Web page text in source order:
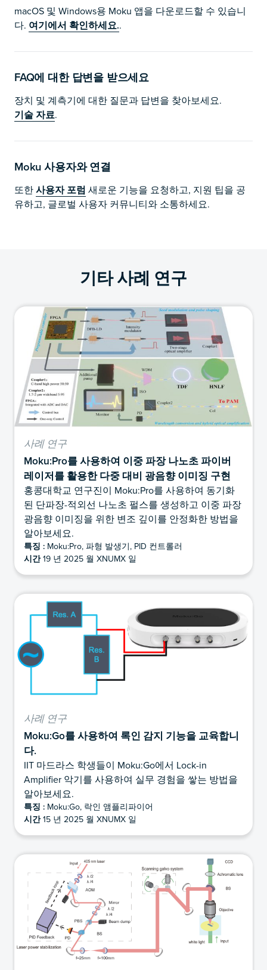
macOS 및 Windows용 Moku 앱을 다운로드할 수 있습니
다. 여기에서 확인하세요..
FAQ에 대한 답변을 받으세요
장치 및 계측기에 대한 질문과 답변을 찾아보세요.
기술 자료.
Moku 사용자와 연결
또한사용자 포럼 새로운 기능을 요청하고, 지원 팁을 공
유하고, 글로벌 사용자 커뮤니티와 소통하세요.
기타 사례 연구
사례 연구
Moku:Pro를 사용하여 이중 파장 나노초 파이버
레이저를 활용한 다중 대비 광음향 이미징 구현
홍콩대학교 연구진이 Moku:Pro를 사용하여 동기화
된 단파장-적외선 나노초 펄스를 생성하고 이중 파장
광음향 이미징을 위한 변조 깊이를 안정화한 방법을
알아보세요.
특징 : Moku:Pro, 파형 발생기, PID 컨트롤러
시간19 년 2025 월 XNUMX 일
사례 연구
Moku:Go를 사용하여 록인 감지 기능을 교육합니
다.
IIT 마드라스 학생들이 Moku:Go에서 Lock-in
Amplifier 악기를 사용하여 실무 경험을 쌓는 방법을
알아보세요.
특징 : Moku:Go, 락인 앰플리파이어
시간15 년 2025 월 XNUMX 일